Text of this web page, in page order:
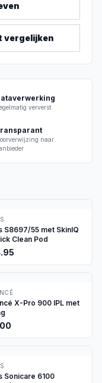
vergelijken
ververst
naar
S8697/55 met SkinIQ
Clean Pod
X-Pro 900 IPL met
Sonicare 6100